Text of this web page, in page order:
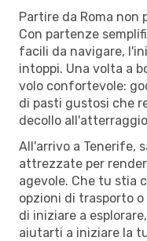
Partire da Roma non
Con partenze
facili da navigare,
intoppi. Una volta a
volo confortevole:
di pasti gustosi che
decollo
All'arrivo a Tenerife,
attrezzate per
agevole. Che tu stia
opzioni di trasporto
di iniziare a
aiutarti a iniziare la